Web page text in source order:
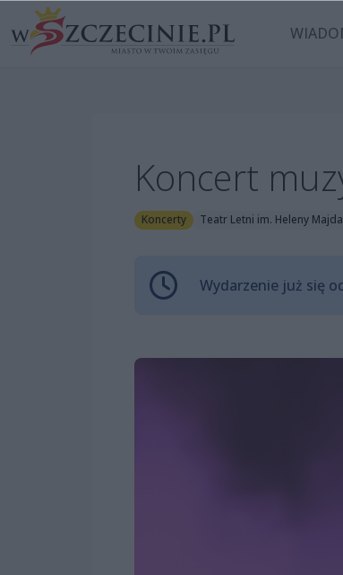
Koncert
Koncerty Teatr Letni im. Heleny
Wydarzenie już się